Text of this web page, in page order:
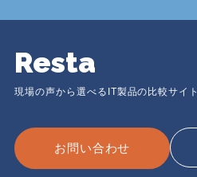
Resta
現場の声から選べるIT製品の比較サイト
お問い合わせ